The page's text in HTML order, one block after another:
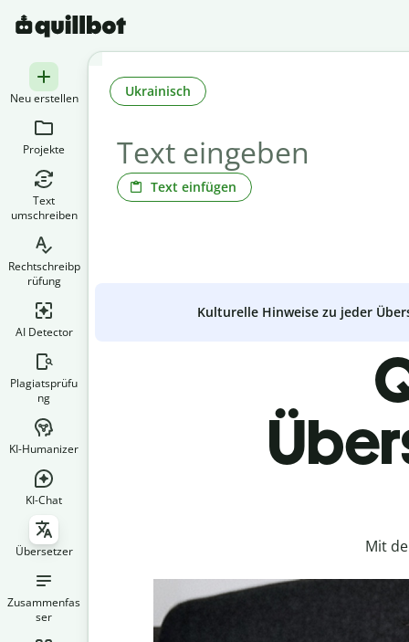
Neu erstellen
Projekte
Text
umschreiben
Rechtschreibp
rüfung
AI Detector
Plagiatsprüfu
ng
KI-Humanizer
KI-Chat
Übersetzer
Zusammenfas
ser
Text einfügen
Ukrainisch
Kulturelle Hinweise zu jeder
Mit